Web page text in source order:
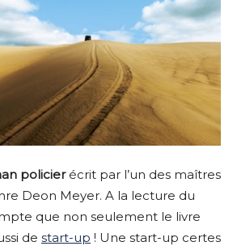
policierécrit par l’un des maîtres
Deon Meyer. A la lecture du
que non seulement le livre
de start-up ! Une start-up certes